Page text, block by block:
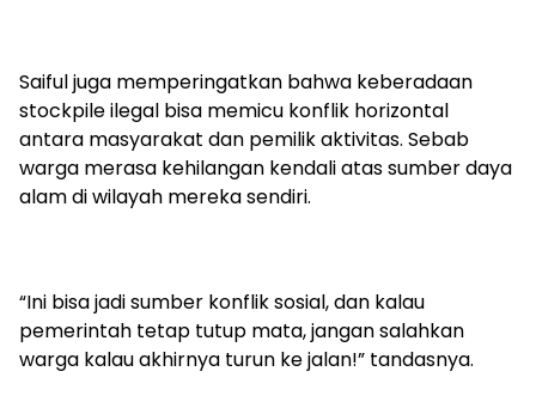
Saiful juga memperingatkan bahwa keberadaan
stockpile ilegal bisa memicu konflik horizontal
antara masyarakat dan pemilik aktivitas. Sebab
warga merasa kehilangan kendali atas sumber daya
alam di wilayah mereka sendiri.
“Ini bisa jadi sumber konflik sosial, dan kalau
pemerintah tetap tutup mata, jangan salahkan
warga kalau akhirnya turun ke jalan!” tandasnya.